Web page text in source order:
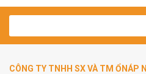
CÔNG TY TNHH SX VÀ TM ỔNÁP